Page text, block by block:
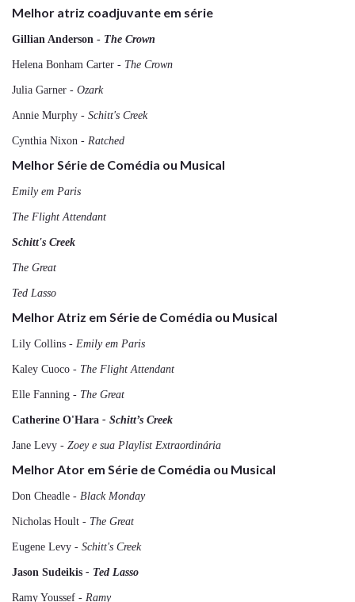
Melhor atriz coadjuvante em série
Gillian Anderson - The Crown
Helena Bonham Carter - The Crown
Julia Garner - Ozark
Annie Murphy - Schitt's Creek
Cynthia Nixon - Ratched
Melhor Série de Comédia ou Musical
Emily em Paris
The Flight Attendant
Schitt's Creek
The Great
Ted Lasso
Melhor Atriz em Série de Comédia ou Musical
Lily Collins - Emily em Paris
Kaley Cuoco - The Flight Attendant
Elle Fanning - The Great
Catherine O'Hara - Schitt’s Creek
Jane Levy - Zoey e sua Playlist Extraordinária
Melhor Ator em Série de Comédia ou Musical
Don Cheadle - Black Monday
Nicholas Hoult - The Great
Eugene Levy - Schitt's Creek
Jason Sudeikis - Ted Lasso
Ramy Youssef - Ramy